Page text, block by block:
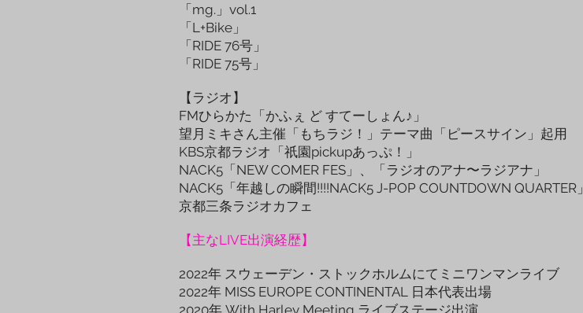
「mg.」vol.1
「L+Bike」
「RIDE 76号」
「RIDE 75号」
【ラジオ】
FMひらかた「かふぇ ど すてーしょん♪」
望月ミキさん主催「もちラジ！」テーマ曲「ピースサイン」起用
KBS京都ラジオ「祇園pickupあっぷ！」
NACK5「NEW COMER FES」、「ラジオのアナ〜ラジアナ」
NACK5「年越しの瞬間!!!!NACK5 J-POP COUNTDOWN QUARTER」
京都三条ラジオカフェ
【主なLIVE出演経歴】
2022年 スウェーデン・ストックホルムにてミニワンマンライブ
2022年 MISS EUROPE CONTINENTAL 日本代表出場
2020年 With Harley Meeting ライブステージ出演